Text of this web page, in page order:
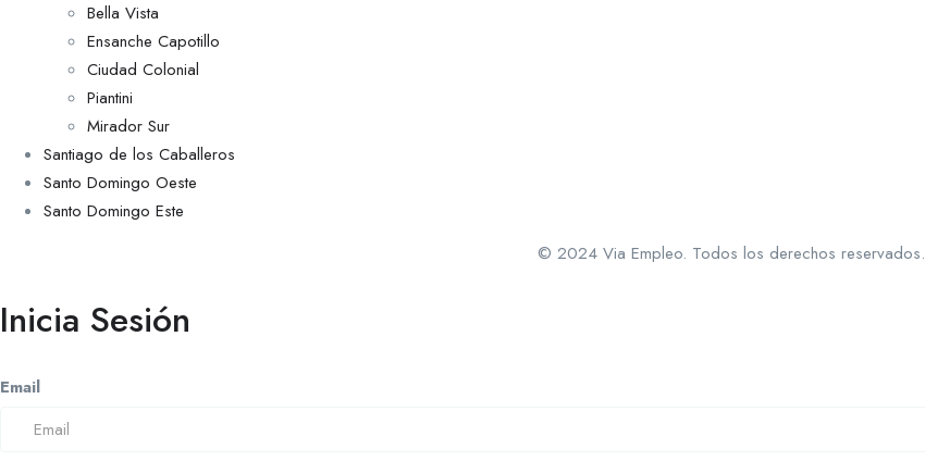
Bella Vista
Ensanche Capotillo
Ciudad Colonial
Piantini
Mirador Sur
Santiago de los Caballeros
Santo Domingo Oeste
Santo Domingo Este
© 2024 Via Empleo. Todos los derechos reservados.
Inicia Sesión
Email